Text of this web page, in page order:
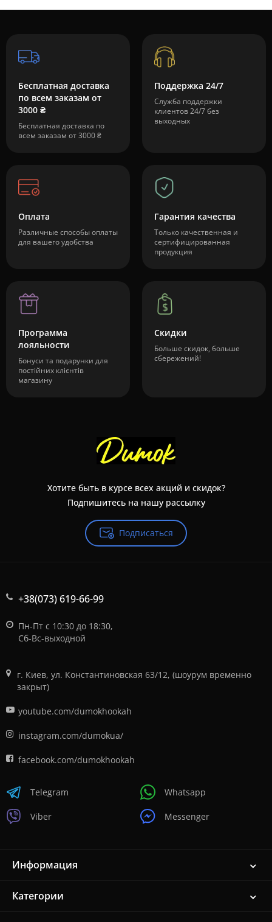
Бесплатная доставка
по всем заказам от
3000 ₴
Бесплатная доставка по
всем заказам от 3000 ₴
Поддержка 24/7
Служба поддержки
клиентов 24/7 без
выходных
Оплата
Различные способы оплаты
для вашего удобства
Гарантия качества
Только качественная и
сертифицированная
продукция
Программа
лояльности
Бонуси та подарунки для
постійних клієнтів
магазину
Скидки
Больше скидок, больше
сбережений!
Хотите быть в курсе всех акций и скидок?
Подпишитесь на нашу рассылку
Подписаться
+38(073) 619-66-99
Пн-Пт с 10:30 до 18:30,
Сб-Вс-выходной
г. Киев, ул. Константиновская 63/12, (шоурум временно
закрыт)
youtube.com/dumokhookah
instagram.com/dumokua/
facebook.com/dumokhookah
Telegram
Viber
Whatsapp
Messenger
Информация
Категории